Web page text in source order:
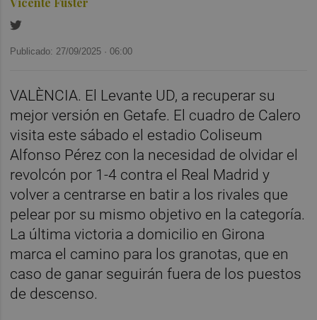
Publicado: 27/09/2025 ·06:00
VALÈNCIA. El Levante UD, a recuperar su
mejor versión en Getafe. El cuadro de Calero
visita este sábado el estadio Coliseum
Alfonso Pérez con la necesidad de olvidar el
revolcón por 1-4 contra el Real Madrid y
volver a centrarse en batir a los rivales que
pelear por su mismo objetivo en la categoría.
La última victoria a domicilio en Girona
marca el camino para los granotas, que en
caso de ganar seguirán fuera de los puestos
de descenso.